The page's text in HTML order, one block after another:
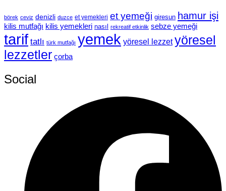
börek ceviz denizli duzce et yemekleri et yemeği giresun hamur işi
kilis mutfağı kilis yemekleri nasıl rekreatif etkinlik sebze yemeği
tarif tatlı türk mutfağı yemek yöresel lezzet yöresel
lezzetler çorba
Social